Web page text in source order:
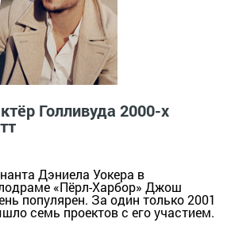
Голливуда 2000-х
Дэниела Уокера в
«Пёрл-Харбор» Джош
популярен. За один только 2001
семь проектов с его участием.